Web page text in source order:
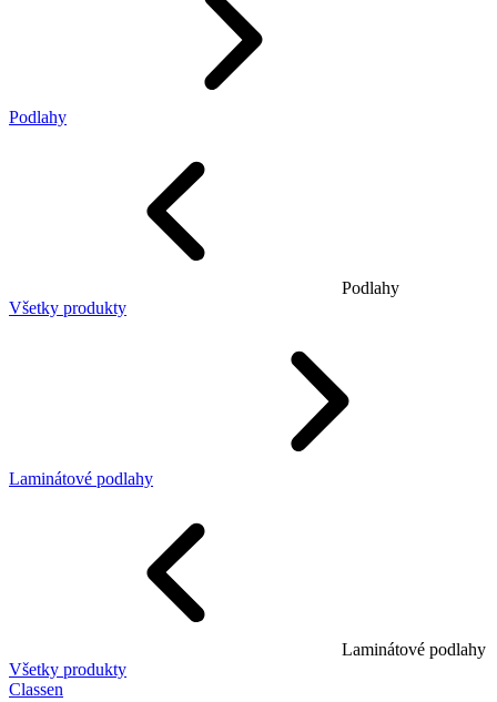
Podlahy
Podlahy
Všetky produkty
Laminátové podlahy
Laminátové podlahy
Všetky produkty
Classen